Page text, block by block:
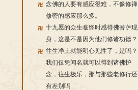
念佛的人要有感应很难，不像修禅
修密的感应那么多。
十九愿的众生临终时感得佛菩萨现
身，这是不是因为他们修诸功德？
往生净土就能明心见性了，是吗？
我们仅凭闻名就可以得到诸佛护
念，往生极乐，那与那些老修行还
有差别吗